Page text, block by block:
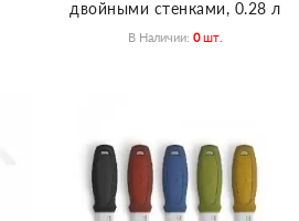
двойными стенками, 0.28 л
В Наличии: 0 Шт.